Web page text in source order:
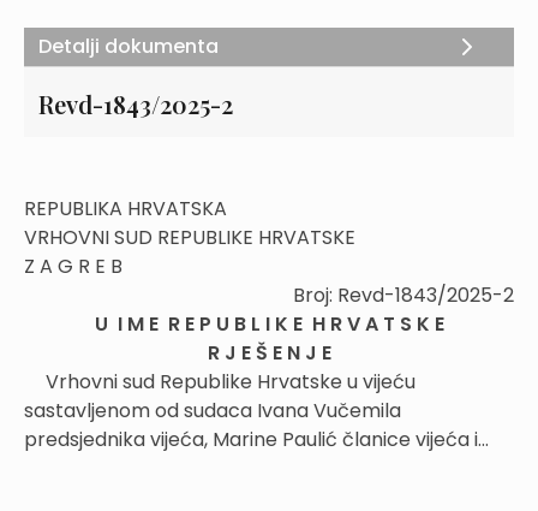
Revd-1843/2025-2
REPUBLIKA HRVATSKA
VRHOVNI SUD REPUBLIKE HRVATSKE
Z A G R E B
Broj: Revd-1843/2025-2
U I M E R E P U B L I K E H R V A T S K E
R J E Š E N J E
Vrhovni sud Republike Hrvatske u vijeću
sastavljenom od sudaca Ivana Vučemila
predsjednika vijeća, Marine Paulić članice vijeća i...
Detalji dokumenta